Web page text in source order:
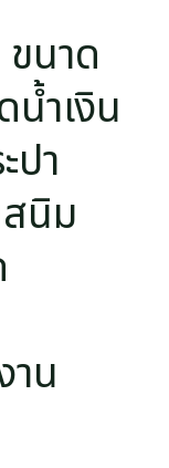
นาด
ำเงิน
ปา
นิม
าน